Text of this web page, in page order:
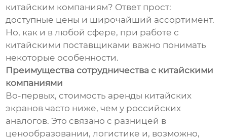
китайским компаниям? Ответ прост:
доступные цены и широчайший ассортимент.
Но, как и в любой сфере, при работе с
китайскими поставщиками важно понимать
некоторые особенности.
Преимущества сотрудничества с китайскими
компаниями
Во-первых, стоимость аренды китайских
экранов часто ниже, чем у российских
аналогов. Это связано с разницей в
ценообразовании, логистике и, возможно,